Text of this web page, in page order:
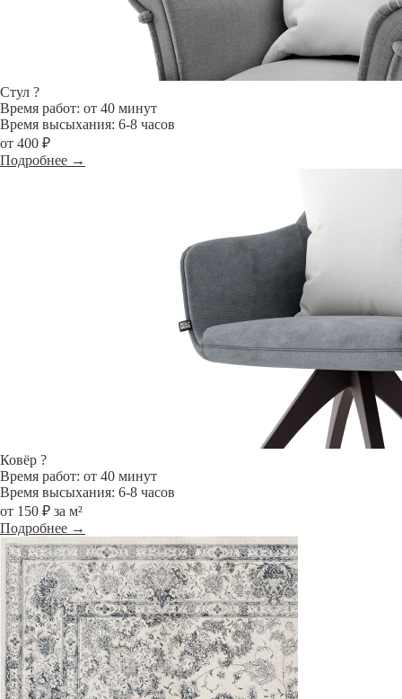
Стул ?
Время работ: от 40 минут
Время высыхания: 6-8 часов
от 400 ₽
Подробнее →
Ковёр ?
Время работ: от 40 минут
Время высыхания: 6-8 часов
от 150 ₽ за м²
Подробнее →